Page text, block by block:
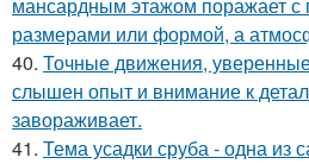
размерами или формой, а
40. Точные движения,
слышен опыт и внимание к
завораживает.
41. Тема усадки сруба - одна из